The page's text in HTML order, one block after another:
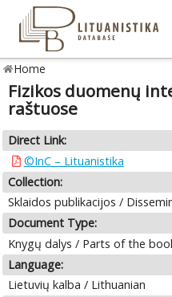
Home
Fizikos duomenų
raštuose
Direct Link:
©InC – Lituanistika
Collection:
Sklaidos publikacijos /
Document Type:
Knygų dalys / Parts of the
Language:
Lietuvių kalba / Lithuanian